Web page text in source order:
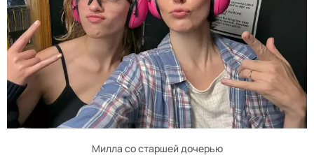
Милла со старшей дочерью